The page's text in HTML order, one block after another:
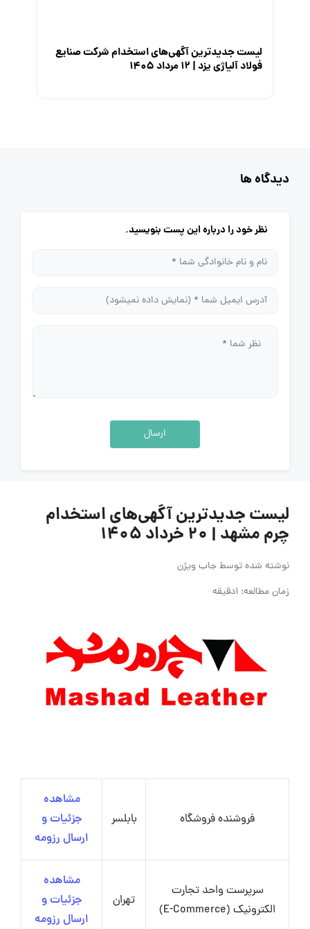
لیست جدیدترین آگهی‌های استخدام شرکت صنایع
فولاد آلیاژی یزد | ۱۲ مرداد ۱۴۰۵
دیدگاه ها
نظر خود را درباره این پست بنویسید.
ارسال
لیست جدیدترین آگهی‌های استخدام
چرم مشهد | ۲۰ خرداد ۱۴۰۵
نوشته شده توسطجاب ویژن
زمان مطالعه: 1دقیقه
فروشنده فروشگاه بابلسر
مشاهده
جزئیات و
ارسال رزومه
سرپرست واحد تجارت
الکترونیک (E-Commerce)
تهران
مشاهده
جزئیات و
ارسال رزومه